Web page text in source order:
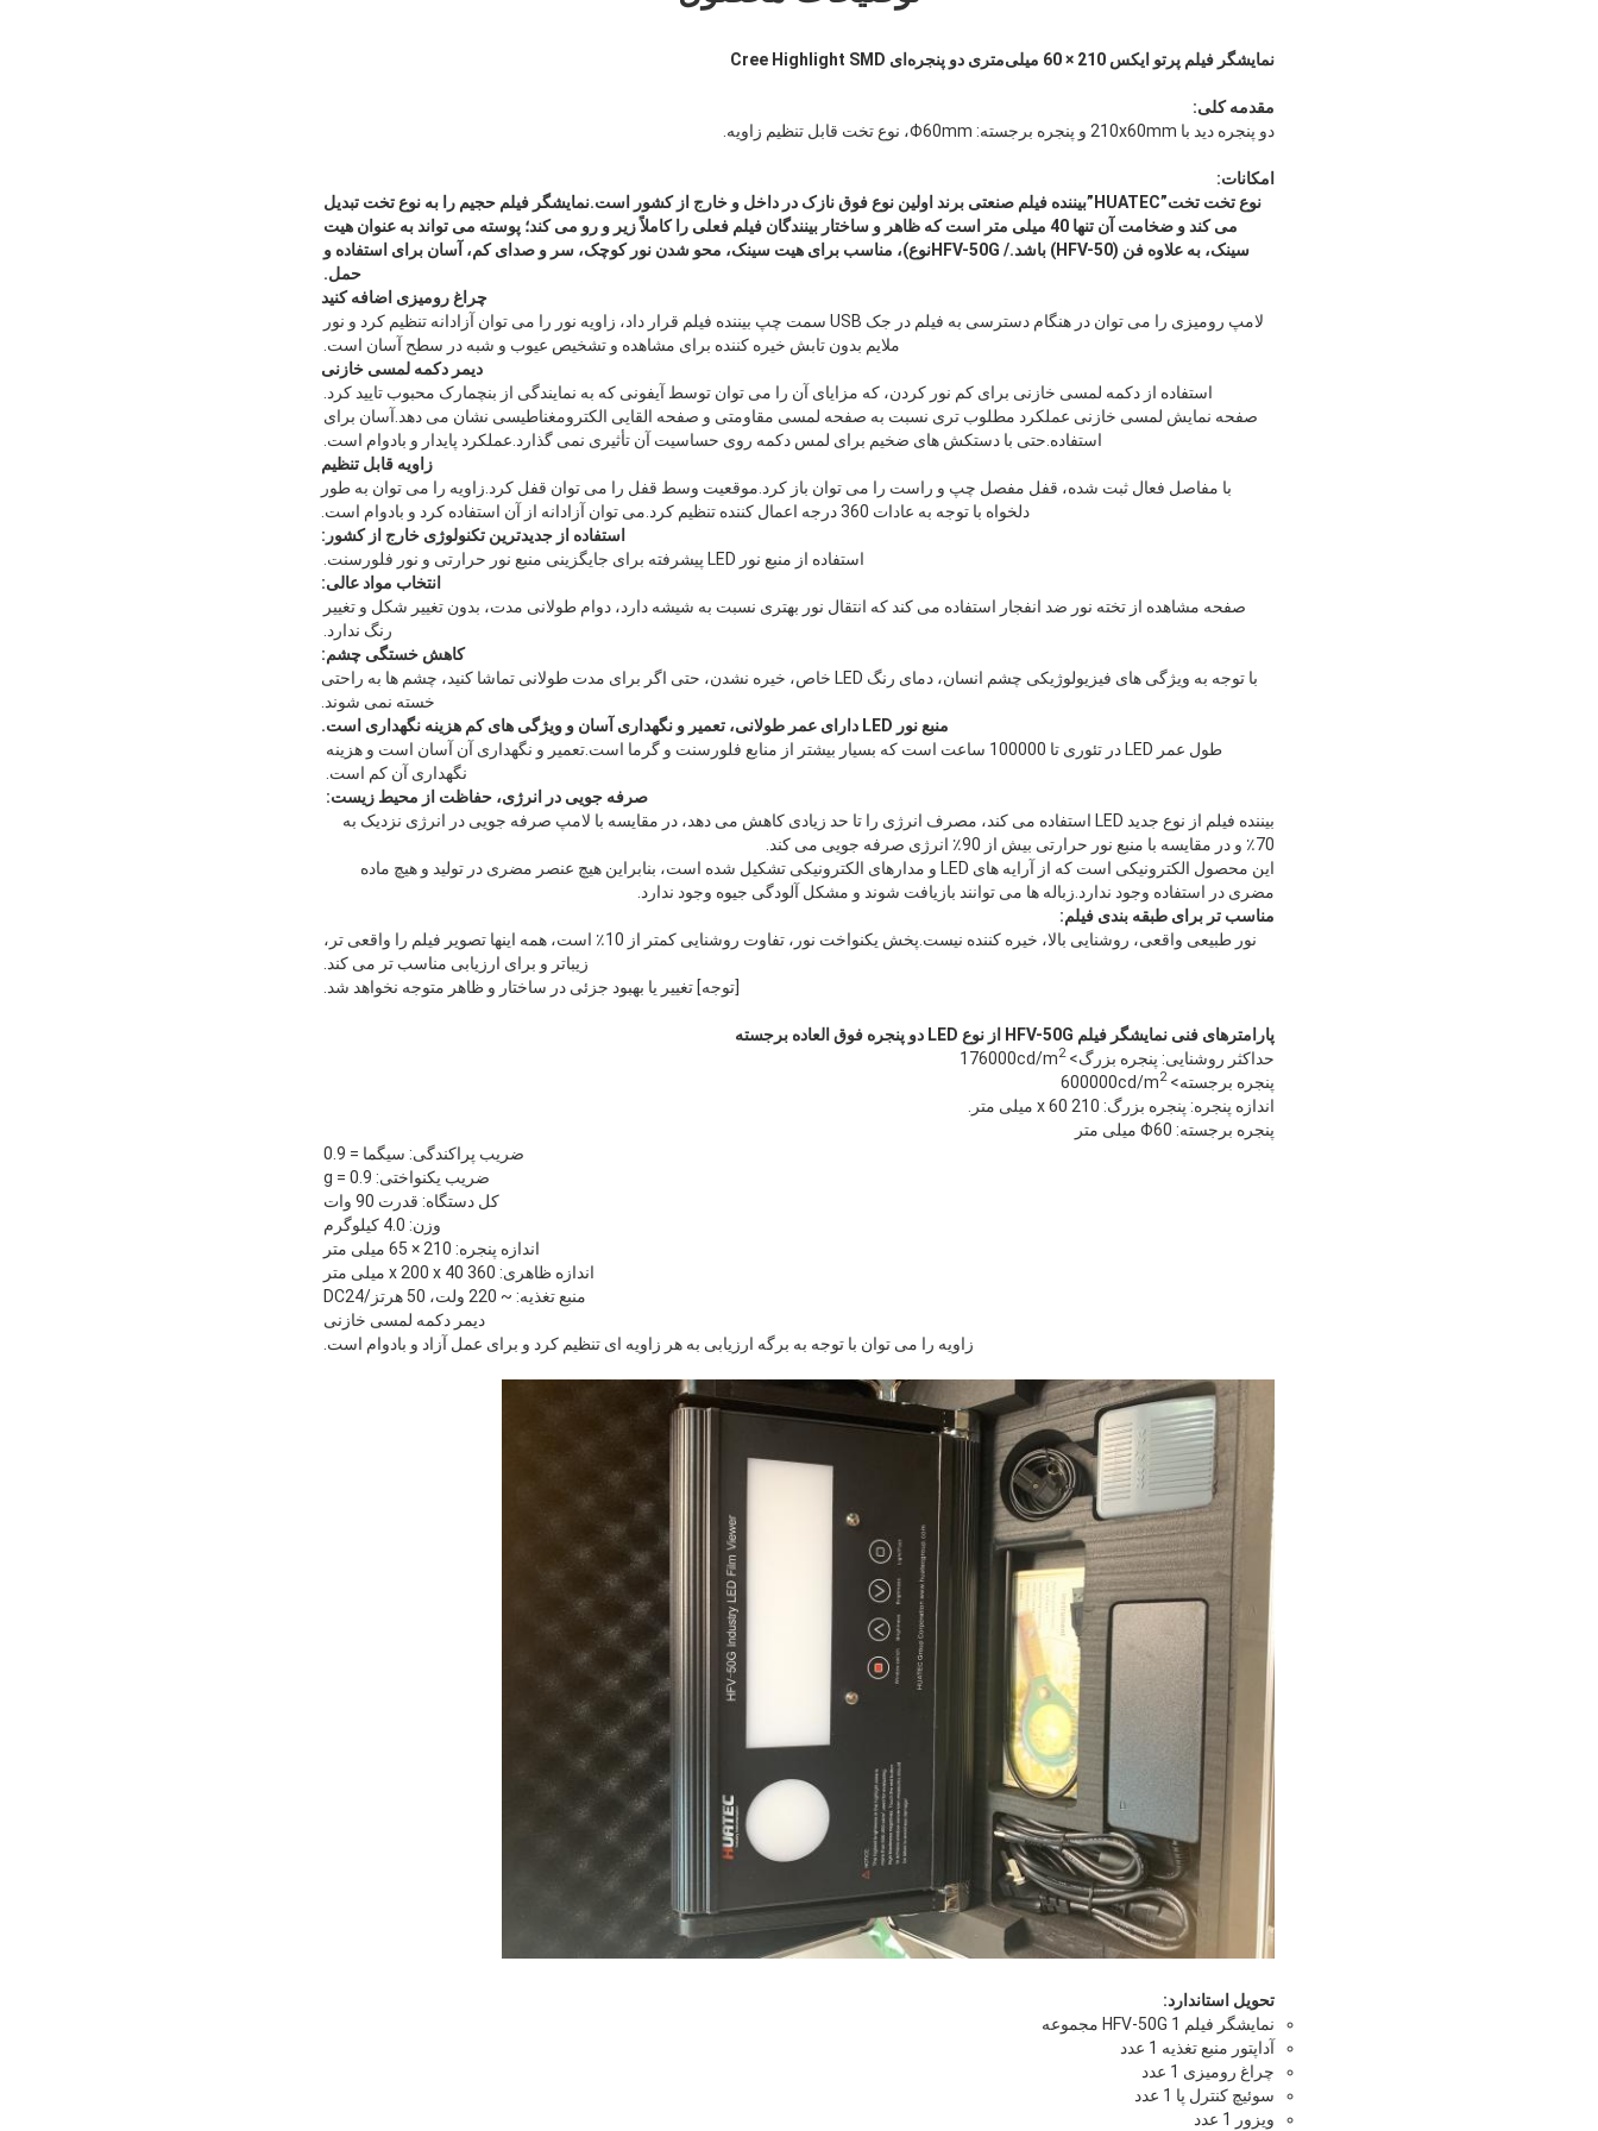
نمایشگر فیلم پرتو ایکس 210 × 60 میلی‌متری دو پنجره‌ای Cree Highlight SMD
مقدمه کلی:
دو پنجره دید با 210x60mm و پنجره برجسته: Φ60mm، نوع تخت قابل تنظیم زاویه.
امکانات:
نوع تخت تخت”HUATEC
”بیننده فیلم صنعتی برند اولین نوع فوق نازک در داخل و خارج از کشور است.نمایشگر فیلم حجیم را به نوع تخت تبدیل
می کند و ضخامت آن تنها 40 میلی متر است که ظاهر و ساختار بینندگان فیلم فعلی را کاملاً زیر و رو می کند؛ پوسته می تواند به عنوان هیت
سینک، به علاوه فن (HFV-50) باشد.
/ HFV-50G
نوع)، مناسب برای هیت سینک، محو شدن نور کوچک، سر و صدای کم، آسان برای استفاده و
حمل.
چراغ رومیزی اضافه کنید
لامپ رومیزی را می توان در هنگام دسترسی به فیلم در جک USB سمت چپ بیننده فیلم قرار داد، زاویه نور را می توان آزادانه تنظیم کرد و نور
ملایم بدون تابش خیره کننده برای مشاهده و تشخیص عیوب و شبه در سطح آسان است.
دیمر دکمه لمسی خازنی
استفاده از دکمه لمسی خازنی برای کم نور کردن، که مزایای آن را می توان توسط آیفونی که به نمایندگی از بنچمارک محبوب تایید کرد.
صفحه نمایش لمسی خازنی عملکرد مطلوب تری نسبت به صفحه لمسی مقاومتی و صفحه القایی الکترومغناطیسی نشان می دهد.آسان برای
استفاده.حتی با دستکش های ضخیم برای لمس دکمه روی حساسیت آن تأثیری نمی گذارد.عملکرد پایدار و بادوام است.
زاویه قابل تنظیم
با مفاصل فعال ثبت شده، قفل مفصل چپ و راست را می توان باز کرد.موقعیت وسط قفل را می توان قفل کرد.زاویه را می توان به طور
دلخواه با توجه به عادات 360 درجه اعمال کننده تنظیم کرد.می توان آزادانه از آن استفاده کرد و بادوام است.
استفاده از جدیدترین تکنولوژی خارج از کشور:
استفاده از منبع نور LED پیشرفته برای جایگزینی منبع نور حرارتی و نور فلورسنت.
انتخاب مواد عالی:
صفحه مشاهده از تخته نور ضد انفجار استفاده می کند که انتقال نور بهتری نسبت به شیشه دارد، دوام طولانی مدت، بدون تغییر شکل و تغییر
رنگ ندارد.
کاهش خستگی چشم:
با توجه به ویژگی های فیزیولوژیکی چشم انسان، دمای رنگ LED خاص، خیره نشدن، حتی اگر برای مدت طولانی تماشا کنید، چشم ها به راحتی
خسته نمی شوند.
منبع نور LED دارای عمر طولانی، تعمیر و نگهداری آسان و ویژگی های کم هزینه نگهداری است.
طول عمر LED در تئوری تا 100000 ساعت است که بسیار بیشتر از منابع فلورسنت و گرما است.تعمیر و نگهداری آن آسان است و هزینه
نگهداری آن کم است.
صرفه جویی در انرژی، حفاظت از محیط زیست:
بیننده فیلم از نوع جدید LED استفاده می کند، مصرف انرژی را تا حد زیادی کاهش می دهد، در مقایسه با لامپ صرفه جویی در انرژی نزدیک به
70٪ و در مقایسه با منبع نور حرارتی بیش از 90٪ انرژی صرفه جویی می کند.
این محصول الکترونیکی است که از آرایه های LED و مدارهای الکترونیکی تشکیل شده است، بنابراین هیچ عنصر مضری در تولید و هیچ ماده
مضری در استفاده وجود ندارد.زباله ها می توانند بازیافت شوند و مشکل آلودگی جیوه وجود ندارد.
مناسب تر برای طبقه بندی فیلم:
نور طبیعی واقعی، روشنایی بالا، خیره کننده نیست.پخش یکنواخت نور، تفاوت روشنایی کمتر از 10٪ است، همه اینها تصویر فیلم را واقعی تر،
زیباتر و برای ارزیابی مناسب تر می کند.
[توجه] تغییر یا بهبود جزئی در ساختار و ظاهر متوجه نخواهد شد.
پارامترهای فنی نمایشگر فیلم HFV-50G از نوع LED دو پنجره فوق العاده برجسته
حداکثر روشنایی: پنجره بزرگ> 176000cd/m2
پنجره برجسته> 600000cd/m2
اندازه پنجره: پنجره بزرگ: 210 x 60 میلی متر.
پنجره برجسته: Φ60 میلی متر
ضریب پراکندگی: سیگما = 0.9
ضریب یکنواختی: g = 0.9
کل دستگاه: قدرت 90 وات
وزن: 4.0 کیلوگرم
اندازه پنجره: 210 × 65 میلی متر
اندازه ظاهری: 360 x 200 x 40 میلی متر
منبع تغذیه: ~ 220 ولت، 50 هرتز/DC24
دیمر دکمه لمسی خازنی
زاویه را می توان با توجه به برگه ارزیابی به هر زاویه ای تنظیم کرد و برای عمل آزاد و بادوام است.
تحویل استاندارد:
نمایشگر فیلم HFV-50G 1 مجموعه
آداپتور منبع تغذیه 1 عدد
چراغ رومیزی 1 عدد
سوئیچ کنترل پا 1 عدد
ویزور 1 عدد